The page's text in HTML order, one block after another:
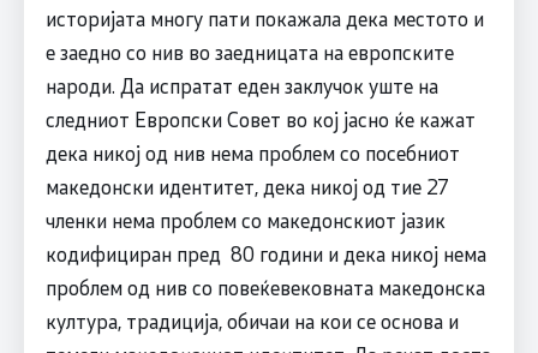
историјата многу пати покажала дека местото и
е заедно со нив во заедницата на европските
народи. Да испратат еден заклучок уште на
следниот Европски Совет во кој јасно ќе кажат
дека никој од нив нема проблем со посебниот
македонски идентитет, дека никој од тие 27
членки нема проблем со македонскиот јазик
кодифициран пред 80 години и дека никој нема
проблем од нив со повеќевековната македонска
култура, традиција, обичаи на кои се основа и